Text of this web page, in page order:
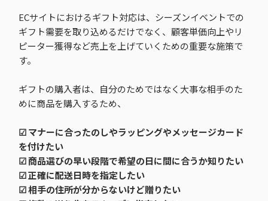
ECサイトにおけるギフト対応は、シーズンイベントでの
ギフト需要を取り込めるだけでなく、顧客単価向上やリ
ピーター獲得など売上を上げていくための重要な施策で
す。
ギフトの購入者は、自分のためではなく大事な相手のた
めに商品を購入するため、
☑︎ マナーに合ったのしやラッピングやメッセージカード
を付けたい
☑︎ 商品選びの早い段階で希望の日に間に合うか知りたい
☑︎ 正確に配送日時を指定したい
☑︎ 相手の住所が分からないけど贈りたい